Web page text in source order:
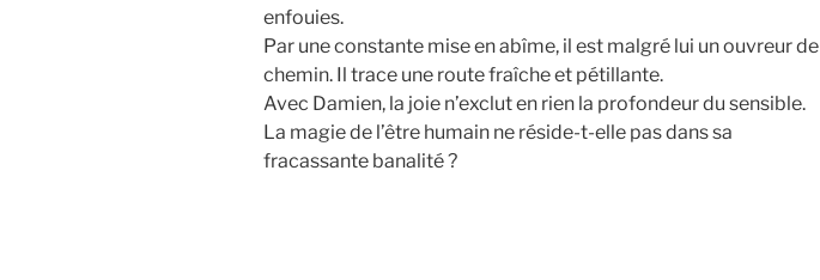
enfouies.
Par une constante mise en abîme, il est malgré lui un ouvreur de
chemin. Il trace une route fraîche et pétillante.
Avec Damien, la joie n’exclut en rien la profondeur du sensible.
La magie de l’être humain ne réside-t-elle pas dans sa
fracassante banalité ?